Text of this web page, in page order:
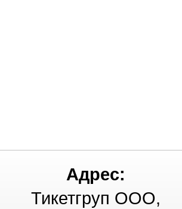
Адрес:
Тикетгруп ООО,